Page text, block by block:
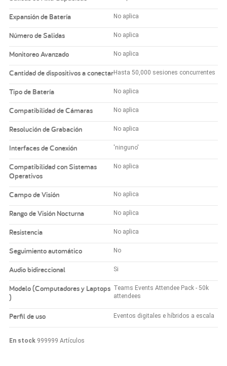
Expansión de Batería No aplica
Número de Salidas No aplica
Monitoreo Avanzado No aplica
Cantidad de dispositivos a conectarHasta 50,000 sesiones concurrentes
Tipo de Batería No aplica
Compatibilidad de Cámaras No aplica
Resolución de Grabación No aplica
Interfaces de Conexión 'ninguno'
Compatibilidad con Sistemas
Operativos
No aplica
Campo de Visión No aplica
Rango de Visión Nocturna No aplica
Resistencia No aplica
Seguimiento automático No
Audio bidireccional Si
Modelo (Computadores y Laptops
)
Teams Events Attendee Pack - 50k
attendees
Perfil de uso Eventos digitales e híbridos a escala
En stock 999999 Artículos